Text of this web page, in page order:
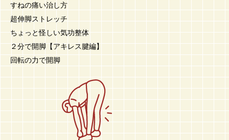
すねの痛い治し方
超伸脚ストレッチ
ちょっと怪しい気功整体
２分で開脚【アキレス腱編】
回転の力で開脚